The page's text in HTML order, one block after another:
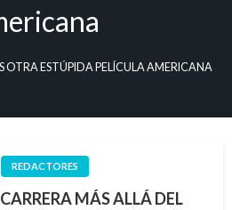
OTRA ESTÚPIDA PELÍCULA AMERICANA
REDACTORES
MÁS ALLÁ DEL